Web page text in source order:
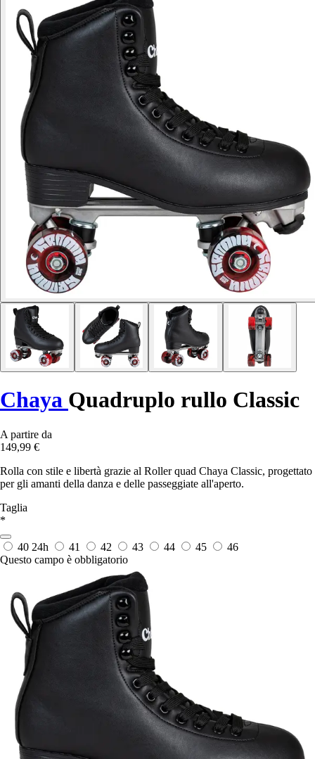
Chaya Quadruplo rullo Classic
A partire da
149,99 €
Rolla con stile e libertà grazie al Roller quad Chaya Classic, progettato
per gli amanti della danza e delle passeggiate all'aperto.
Taglia
*
40 24h 41 42 43 44 45
46
Questo campo è obbligatorio